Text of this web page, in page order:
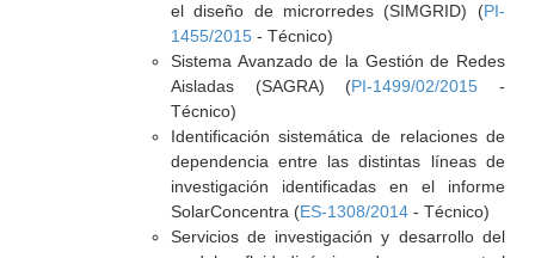
el diseño de microrredes (SIMGRID) (PI-
1455/2015- Técnico)
Sistema Avanzado de la Gestión de Redes
Aisladas (SAGRA) (PI-1499/02/2015 -
Técnico)
Identificación sistemática de relaciones de
dependencia entre las distintas líneas de
investigación identificadas en el informe
SolarConcentra (ES-1308/2014- Técnico)
Servicios de investigación y desarrollo del